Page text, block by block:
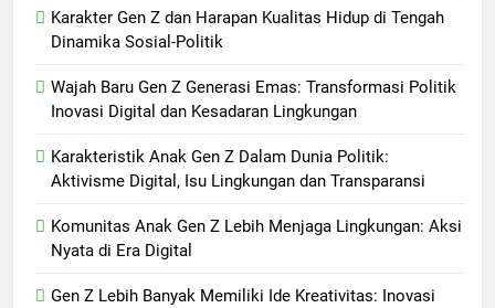
Karakter Gen Z dan Harapan Kualitas Hidup di Tengah
Dinamika Sosial-Politik
Wajah Baru Gen Z Generasi Emas: Transformasi Politik
Inovasi Digital dan Kesadaran Lingkungan
Karakteristik Anak Gen Z Dalam Dunia Politik:
Aktivisme Digital, Isu Lingkungan dan Transparansi
Komunitas Anak Gen Z Lebih Menjaga Lingkungan: Aksi
Nyata di Era Digital
Gen Z Lebih Banyak Memiliki Ide Kreativitas: Inovasi